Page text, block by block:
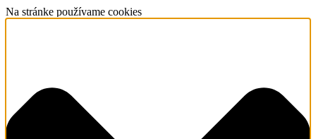
Na stránke používame cookies